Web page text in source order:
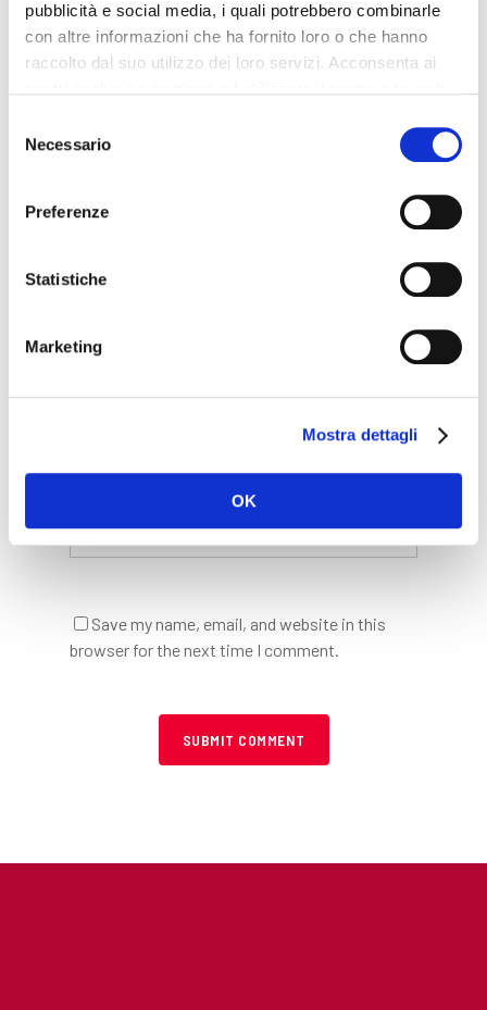
pubblicità e social media, i quali potrebbero combinarle
con altre informazioni che ha fornito loro o che hanno
raccolto dal suo utilizzo dei loro servizi. Acconsenta ai
delNecessario
Preferenze
Statistiche
Marketing
Mostra dettagli
OK
Website
Save my name, email, and website in this
browser for the next time I comment.